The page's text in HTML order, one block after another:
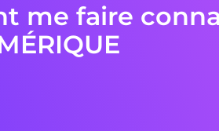
me faire